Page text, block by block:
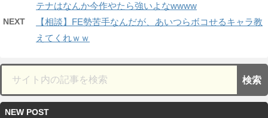
テナはなんか今作やたら強いよなwwww
NEXT
【相談】FE勢苦手なんだが、あいつらボコせるキャラ教
えてくれｗｗ
NEW POST